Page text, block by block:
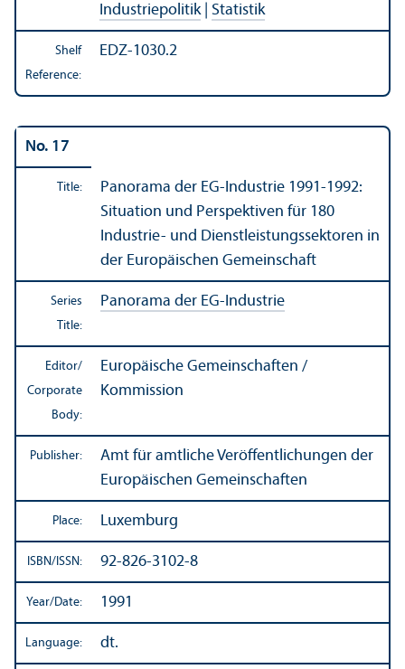
Industriepolitik| Statistik
Shelf
Reference:
EDZ-1030.2
No. 17
Title:
Panorama der EG-Industrie 1991-1992:
Situation und Perspektiven für 180
Industrie- und Dienstleistungssektoren in
der Europäischen Gemeinschaft
Series
Title:
Panorama der EG-Industrie
Editor/
Corporate
Body:
Europäische Gemeinschaften /
Kommission
Publisher:
Amt für amtliche Veröffentlichungen der
Europäischen Gemeinschaften
Place: Luxemburg
ISBN/ISSN: 92-826-3102-8
Year/Date: 1991
Language: dt.